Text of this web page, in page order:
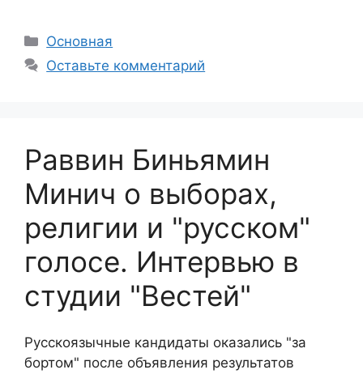
Рубрики
Основная
Оставьте комментарий
Раввин Биньямин
Минич о выборах,
религии и "русском"
голосе. Интервью в
студии "Вестей"
Русскоязычные кандидаты оказались "за
бортом" после объявления результатов